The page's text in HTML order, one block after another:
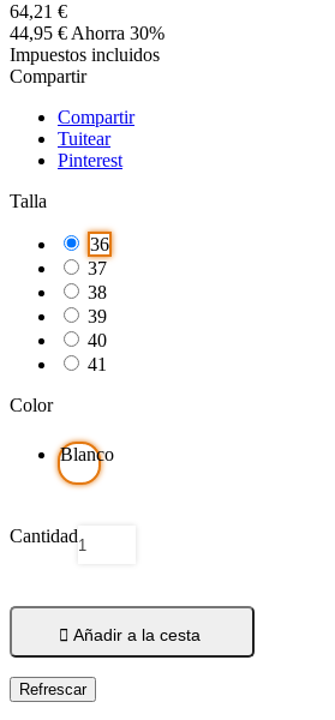
64,21 €
44,95 €Ahorra 30%
Impuestos incluidos
Compartir
Compartir
Tuitear
Pinterest
Talla
36
37
38
39
40
41
Color
Blanco
Cantidad
 Añadir a la cesta